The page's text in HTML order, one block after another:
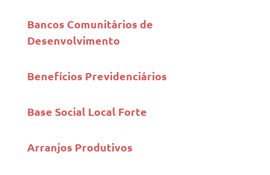
Bancos Comunitários de
Desenvolvimento
Benefícios Previdenciários
Base Social Local Forte
Arranjos Produtivos